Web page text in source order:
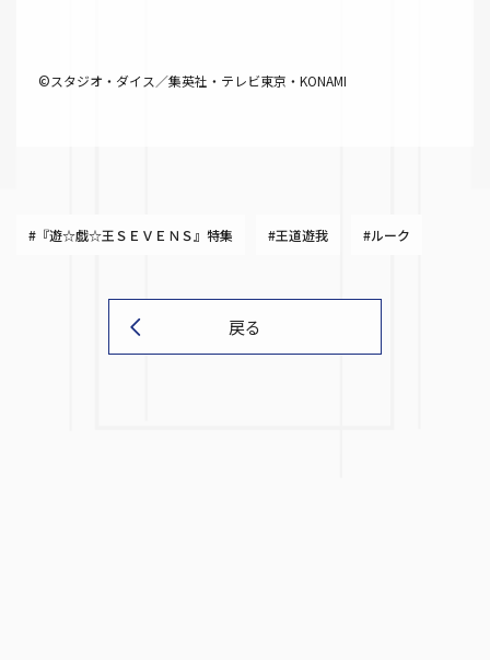
©スタジオ・ダイス／集英社・テレビ東京・KONAMI
#『遊☆戯☆王ＳＥＶＥＮＳ』特集 #王道遊我 #ルーク
戻る